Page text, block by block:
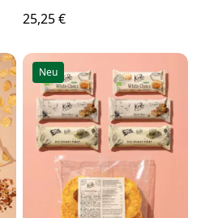
25,25 €
Neu